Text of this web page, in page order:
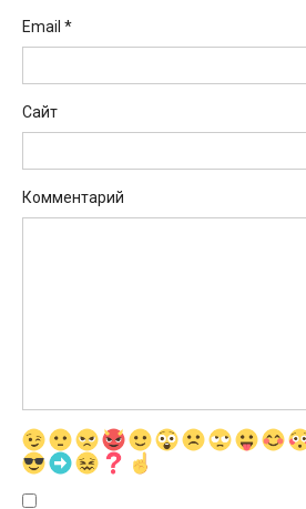
Email *
Сайт
Комментарий